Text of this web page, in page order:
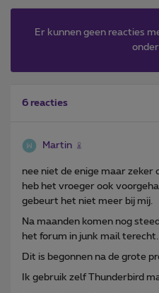
Er kunnen geen reacties
6 reacties
Martin
nee niet de enige maar zeker
heb het vroeger ook
gebeurt het niet meer bij mij.
Na maanden komen nog
het forum in junk mail terecht.
Dit is begonnen na de grote
Ik gebruik zelf Thunderbird